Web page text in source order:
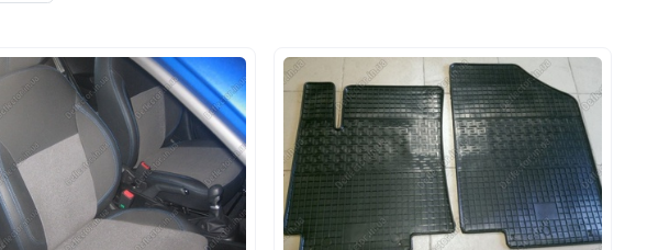
аксессуары на Киа Рио от разных производителей тюнинга и обвесов из можно в
для Rio 3 Deflector.in.ua. Каталог тюнинга для Рио постоянно обновляется
на Rio третьего поколения. Купить обвесы на Rio на сайте можно
фильтру автоаксессуаров, расположенному под фото модели. Доставка
на Рио III по Украине осуществляется бесплатно.
киа рио 3, кия рио 3 2011, 2012, 2013, 2014, 2015 г.в.